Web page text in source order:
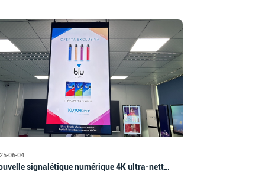
des solutions d'écran tactile infrarouge de
taille en fonction des besoins des clients afin de
aux diverses exigences de différents scénarios
06-04
signalétique numérique 4K ultra-nette